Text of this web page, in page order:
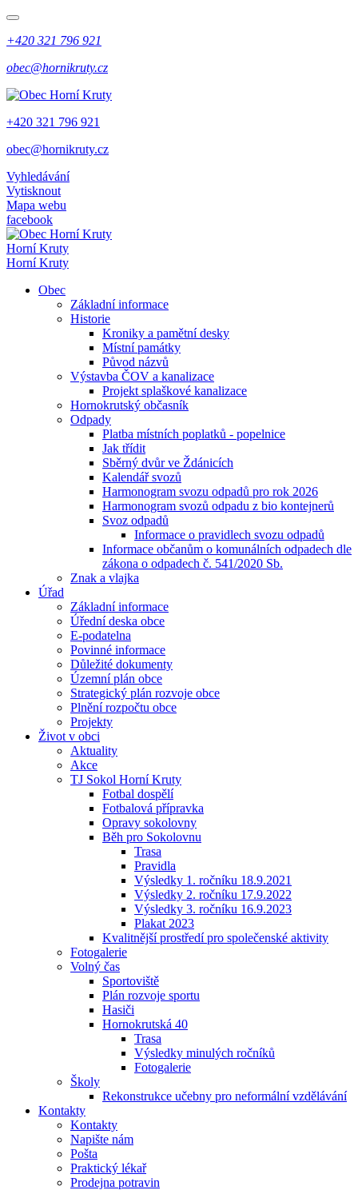
+420 321 796 921
obec@hornikruty.cz
+420 321 796 921
obec@hornikruty.cz
Vyhledávání
Vytisknout
Mapa webu
facebook
Horní Kruty
Horní Kruty
Obec
Základní informace
Historie
Kroniky a pamětní desky
Místní památky
Původ názvů
Výstavba ČOV a kanalizace
Projekt splaškové kanalizace
Hornokrutský občasník
Odpady
Platba místních poplatků - popelnice
Jak třídit
Sběrný dvůr ve Ždánicích
Kalendář svozů
Harmonogram svozu odpadů pro rok 2026
Harmonogram svozů odpadu z bio kontejnerů
Svoz odpadů
Informace o pravidlech svozu odpadů
Informace občanům o komunálních odpadech dle
zákona o odpadech č. 541/2020 Sb.
Znak a vlajka
Úřad
Základní informace
Úřední deska obce
E-podatelna
Povinné informace
Důležité dokumenty
Územní plán obce
Strategický plán rozvoje obce
Plnění rozpočtu obce
Projekty
Život v obci
Aktuality
Akce
TJ Sokol Horní Kruty
Fotbal dospělí
Fotbalová přípravka
Opravy sokolovny
Běh pro Sokolovnu
Trasa
Pravidla
Výsledky 1. ročníku 18.9.2021
Výsledky 2. ročníku 17.9.2022
Výsledky 3. ročníku 16.9.2023
Plakat 2023
Kvalitnější prostředí pro společenské aktivity
Fotogalerie
Volný čas
Sportoviště
Plán rozvoje sportu
Hasiči
Hornokrutská 40
Trasa
Výsledky minulých ročníků
Fotogalerie
Školy
Rekonstrukce učebny pro neformální vzdělávání
Kontakty
Kontakty
Napište nám
Pošta
Praktický lékař
Prodejna potravin